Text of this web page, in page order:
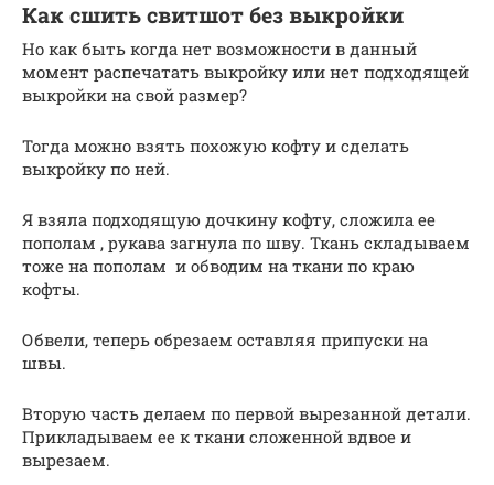
Как сшить свитшот без выкройки
Но как быть когда нет возможности в данный
момент распечатать выкройку или нет подходящей
выкройки на свой размер?
Тогда можно взять похожую кофту и сделать
выкройку по ней.
Я взяла подходящую дочкину кофту, сложила ее
пополам , рукава загнула по шву. Ткань складываем
тоже на пополам и обводим на ткани по краю
кофты.
Обвели, теперь обрезаем оставляя припуски на
швы.
Вторую часть делаем по первой вырезанной детали.
Прикладываем ее к ткани сложенной вдвое и
вырезаем.